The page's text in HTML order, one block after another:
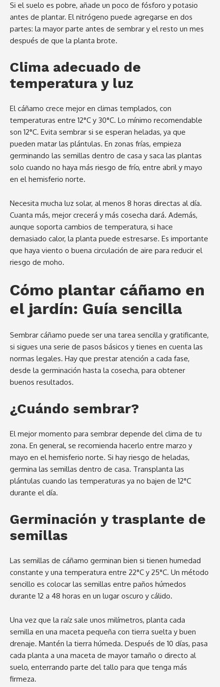
Si el suelo es pobre, añade un poco de fósforo y potasio
antes de plantar. El nitrógeno puede agregarse en dos
partes: la mayor parte antes de sembrar y el resto un mes
después de que la planta brote.
Clima adecuado de
temperatura y luz
El cáñamo crece mejor en climas templados, con
temperaturas entre 12°C y 30°C. Lo mínimo recomendable
son 12°C. Evita sembrar si se esperan heladas, ya que
pueden matar las plántulas. En zonas frías, empieza
germinando las semillas dentro de casa y saca las plantas
solo cuando no haya más riesgo de frío, entre abril y mayo
en el hemisferio norte.
Necesita mucha luz solar, al menos 8 horas directas al día.
Cuanta más, mejor crecerá y más cosecha dará. Además,
aunque soporta cambios de temperatura, si hace
demasiado calor, la planta puede estresarse. Es importante
que haya viento o buena circulación de aire para reducir el
riesgo de moho.
Cómo plantar cáñamo en
el jardín: Guía sencilla
Sembrar cáñamo puede ser una tarea sencilla y gratificante,
si sigues una serie de pasos básicos y tienes en cuenta las
normas legales. Hay que prestar atención a cada fase,
desde la germinación hasta la cosecha, para obtener
buenos resultados.
¿Cuándo sembrar?
El mejor momento para sembrar depende del clima de tu
zona. En general, se recomienda hacerlo entre marzo y
mayo en el hemisferio norte. Si hay riesgo de heladas,
germina las semillas dentro de casa. Transplanta las
plántulas cuando las temperaturas ya no bajen de 12°C
durante el día.
Germinación y trasplante de
semillas
Las semillas de cáñamo germinan bien si tienen humedad
constante y una temperatura entre 22°C y 25°C. Un método
sencillo es colocar las semillas entre paños húmedos
durante 12 a 48 horas en un lugar oscuro y cálido.
Una vez que la raíz sale unos milímetros, planta cada
semilla en una maceta pequeña con tierra suelta y buen
drenaje. Mantén la tierra húmeda. Después de 10 días, pasa
cada planta a una maceta de mayor tamaño o directo al
suelo, enterrando parte del tallo para que tenga más
firmeza.